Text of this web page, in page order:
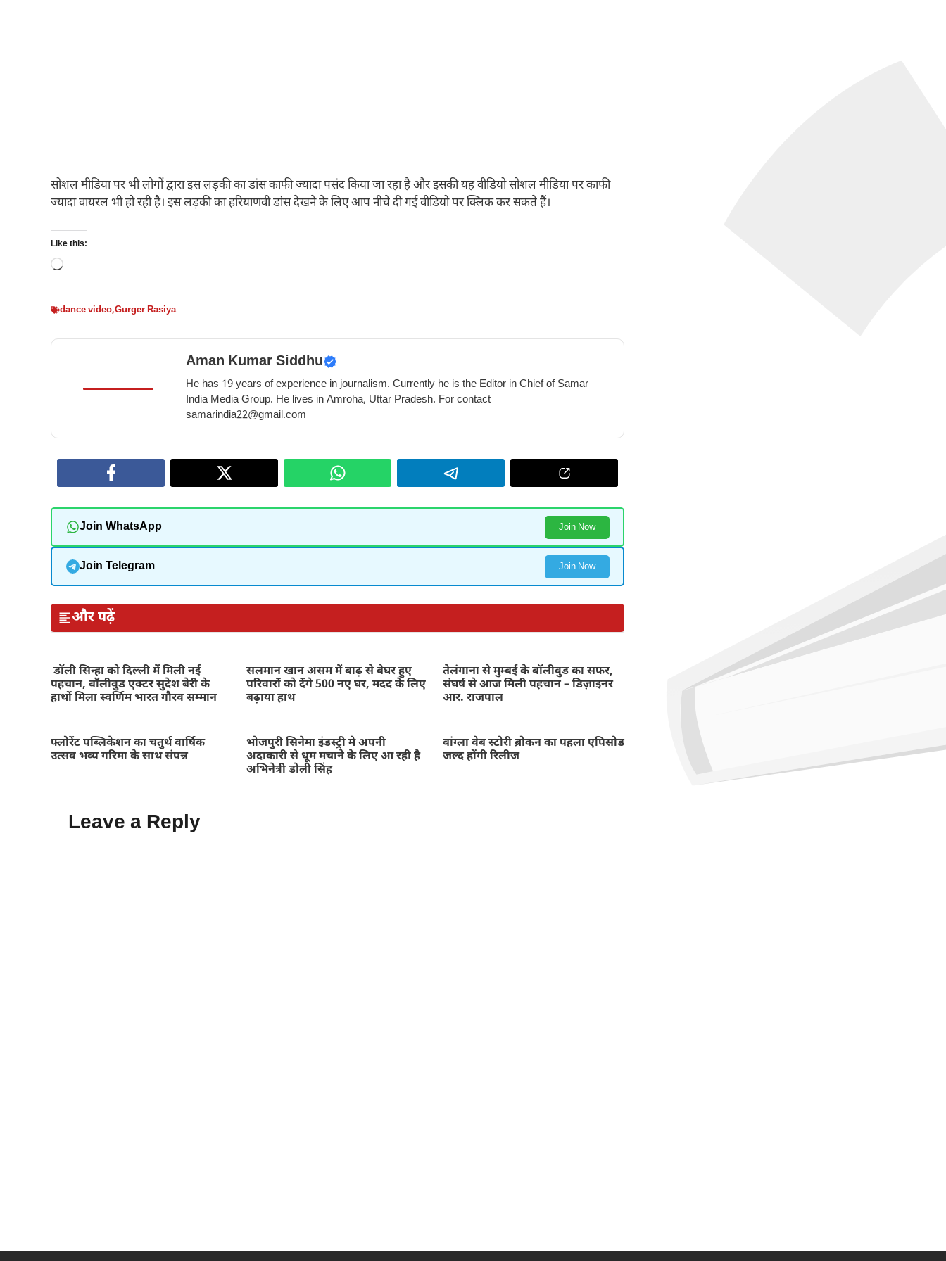
सोशल मीडिया पर भी लोगों द्वारा इस लड़की का डांस काफी ज्यादा पसंद किया जा रहा है और इसकी यह वीडियो सोशल मीडिया पर काफी
ज्यादा वायरल भी हो रही है। इस लड़की का हरियाणवी डांस देखने के लिए आप नीचे दी गई वीडियो पर क्लिक कर सकते हैं।
Like this:
Loading…
dance video,Gurger Rasiya
Aman Kumar Siddhu
He has 19 years of experience in journalism. Currently he is the Editor in Chief of Samar
India Media Group. He lives in Amroha, Uttar Pradesh. For contact
samarindia22@gmail.com
Join WhatsApp Join Now
Join Telegram Join Now
और पढ़ें
डॉली सिन्हा को दिल्ली में मिली नई
पहचान, बॉलीवुड एक्टर सुदेश बेरी के
हाथों मिला स्वर्णिम भारत गौरव सम्मान
सलमान खान असम में बाढ़ से बेघर हुए
परिवारों को देंगे 500 नए घर, मदद के लिए
बढ़ाया हाथ
तेलंगाना से मुम्बई के बॉलीवुड का सफर,
संघर्ष से आज मिली पहचान – डिज़ाइनर
आर. राजपाल
फ्लोरेंट पब्लिकेशन का चतुर्थ वार्षिक
उत्सव भव्य गरिमा के साथ संपन्न
भोजपुरी सिनेमा इंडस्ट्री मे अपनी
अदाकारी से धूम मचाने के लिए आ रही है
अभिनेत्री डोली सिंह
बांग्ला वेब स्टोरी ब्रोकन का पहला एपिसोड
जल्द होंगी रिलीज
Leave a Reply